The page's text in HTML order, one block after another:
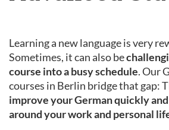
Learning a new language is very
Sometimes, it can also be
course into a busy schedule. Our
courses in Berlin bridge that gap:
improve your German quickly
around your work and personal